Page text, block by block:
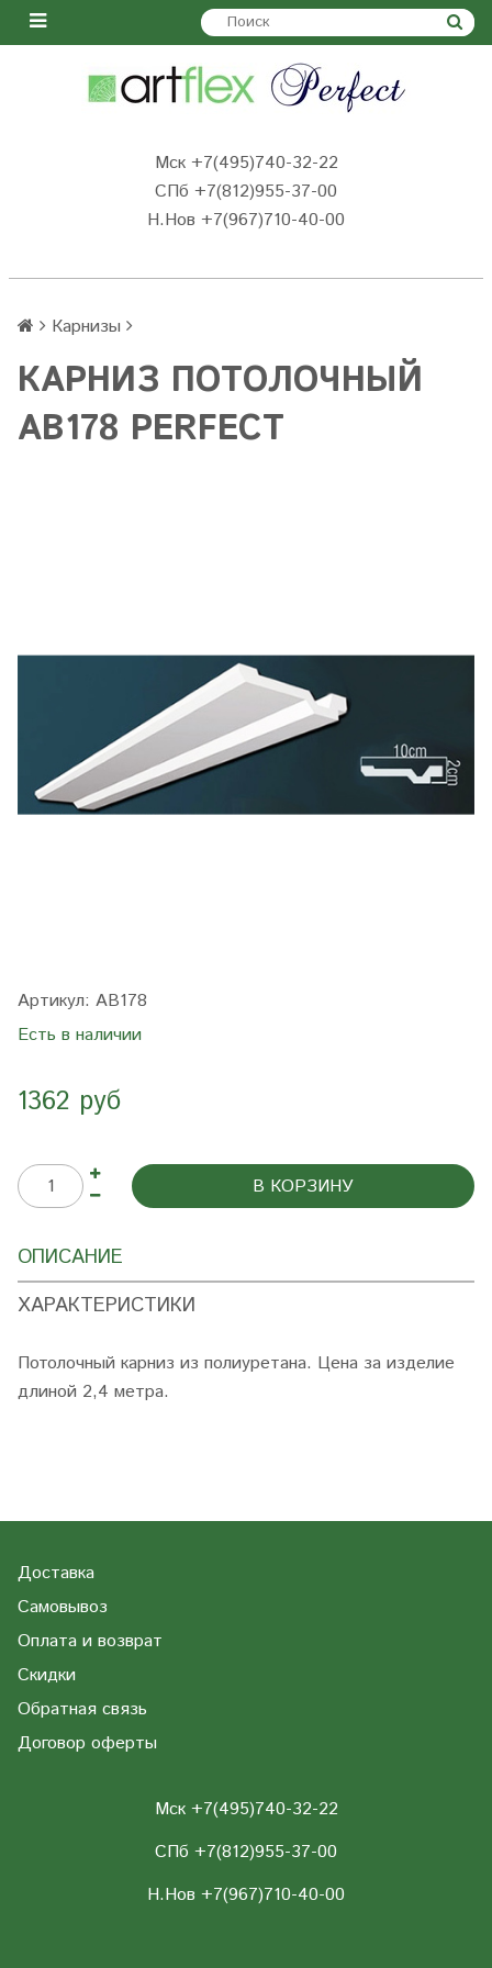
Мск +7(495)740-32-22
СПб +7(812)955-37-00
Н.Нов +7(967)710-40-00
Карнизы
КАРНИЗ ПОТОЛОЧНЫЙ
AB178 PERFECT
Артикул: AB178
Есть в наличии
1362 руб
В КОРЗИНУ
ОПИСАНИЕ
ХАРАКТЕРИСТИКИ
Потолочный карниз из полиуретана. Цена за изделие
длиной 2,4 метра.
Доставка
Самовывоз
Оплата и возврат
Скидки
Обратная связь
Договор оферты
Мск +7(495)740-32-22
СПб +7(812)955-37-00
Н.Нов +7(967)710-40-00